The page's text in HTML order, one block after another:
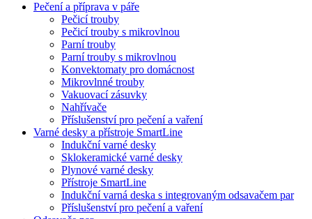
Pečení a příprava v páře
Pečicí trouby
Pečicí trouby s mikrovlnou
Parní trouby
Parní trouby s mikrovlnou
Konvektomaty pro domácnost
Mikrovlnné trouby
Vakuovací zásuvky
Nahřívače
Příslušenství pro pečení a vaření
Varné desky a přístroje SmartLine
Indukční varné desky
Sklokeramické varné desky
Plynové varné desky
Přístroje SmartLine
Indukční varná deska s integrovaným odsavačem par
Příslušenství pro pečení a vaření